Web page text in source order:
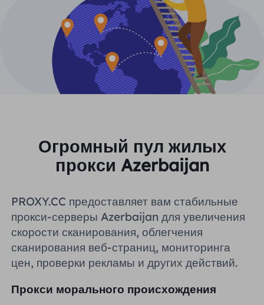
Проверка рекламы
Веб-скрапинг и сканирование
Посмотреть все
БЕСПЛАТНЫЕ ИНСТРУМЕНТЫ
Прокси-проверка
Список бесплатных прокси
Великобритания
Бразилия
Россия
Блог
Руководство пользователя
ИНТЕГРАЦИИ
English
Việt Nam
Indonesia
Русский
हिंदी
Português
НаслаждатьсяСкидка 77%и действуйте
сейчас!
Жилье $0/ГБ Неограниченно $0/день
Авторизоваться Зарегистрироваться
Огромный пул жилых
прокси Azerbaijan
PROXY.CC предоставляет вам стабильные
прокси-серверы Azerbaijan для увеличения
скорости сканирования, облегчения
сканирования веб-страниц, мониторинга
цен, проверки рекламы и других действий.
Прокси морального происхождения